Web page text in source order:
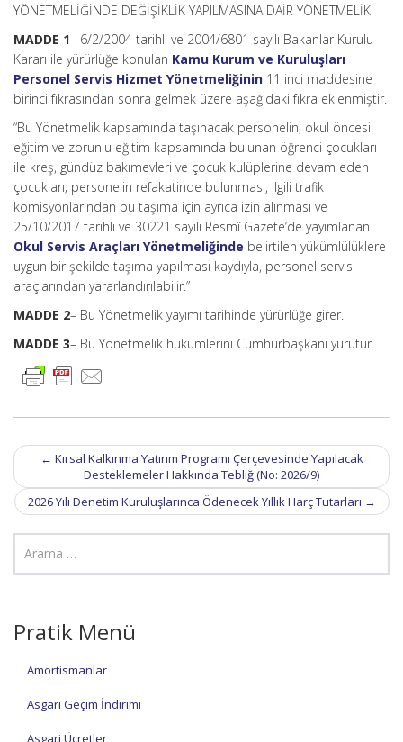
YÖNETMELİĞİNDE DEĞİŞİKLİK YAPILMASINA DAİR YÖNETMELİK
MADDE 1– 6/2/2004 tarihli ve 2004/6801 sayılı Bakanlar Kurulu
Kararı ile yürürlüğe konulan Kamu Kurum ve Kuruluşları
Personel Servis Hizmet Yönetmeliğinin 11 inci maddesine
birinci fıkrasından sonra gelmek üzere aşağıdaki fıkra eklenmiştir.
“Bu Yönetmelik kapsamında taşınacak personelin, okul öncesi
eğitim ve zorunlu eğitim kapsamında bulunan öğrenci çocukları
ile kreş, gündüz bakımevleri ve çocuk kulüplerine devam eden
çocukları; personelin refakatinde bulunması, ilgili trafik
komisyonlarından bu taşıma için ayrıca izin alınması ve
25/10/2017 tarihli ve 30221 sayılı Resmî Gazete’de yayımlanan
Okul Servis Araçları Yönetmeliğinde belirtilen yükümlülüklere
uygun bir şekilde taşıma yapılması kaydıyla, personel servis
araçlarından yararlandırılabilir.”
MADDE 2– Bu Yönetmelik yayımı tarihinde yürürlüğe girer.
MADDE 3– Bu Yönetmelik hükümlerini Cumhurbaşkanı yürütür.
Post
navigation
← Kırsal Kalkınma Yatırım Programı Çerçevesinde Yapılacak
Desteklemeler Hakkında Tebliğ (No: 2026/9)
2026 Yılı Denetim Kuruluşlarınca Ödenecek Yıllık Harç Tutarları →
Pratik Menü
Amortismanlar
Asgari Geçim İndirimi
Asgari Ücretler